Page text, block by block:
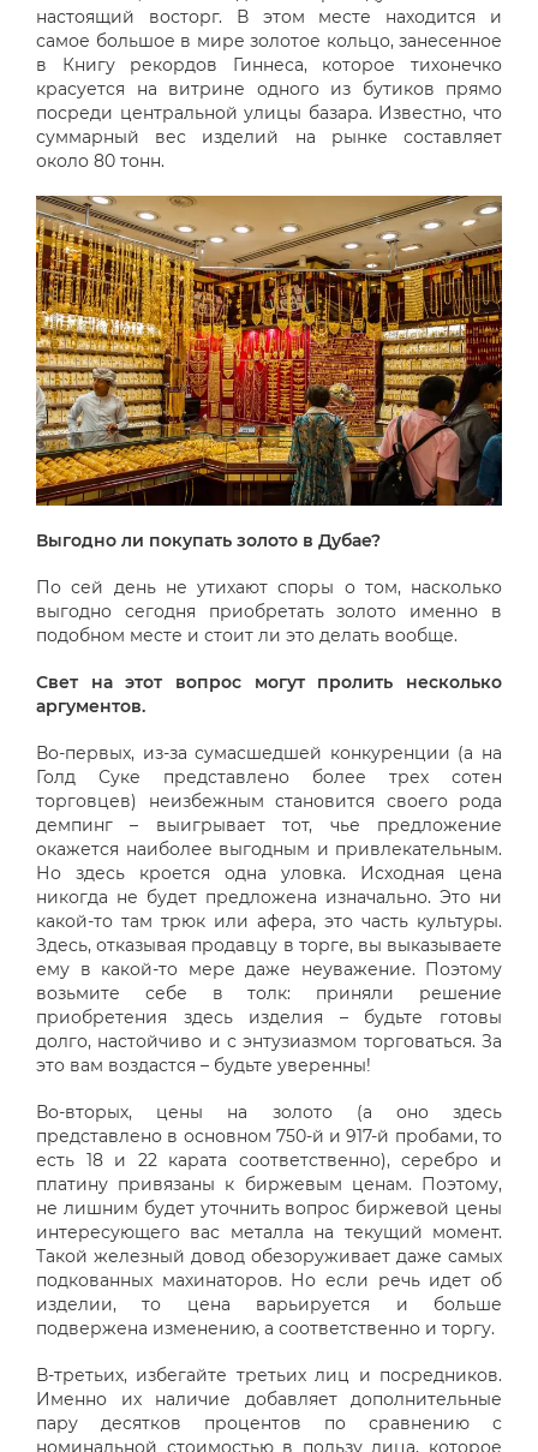
настоящий восторг. В этом месте находится и
самое большое в мире золотое кольцо, занесенное
в Книгу рекордов Гиннеса, которое тихонечко
красуется на витрине одного из бутиков прямо
посреди центральной улицы базара. Известно, что
суммарный вес изделий на рынке составляет
около 80 тонн.
Выгодно ли покупать золото в Дубае?
По сей день не утихают споры о том, насколько
выгодно сегодня приобретать золото именно в
подобном месте и стоит ли это делать вообще.
Свет на этот вопрос могут пролить несколько
аргументов.
Во-первых, из-за сумасшедшей конкуренции (а на
Голд Суке представлено более трех сотен
торговцев) неизбежным становится своего рода
демпинг – выигрывает тот, чье предложение
окажется наиболее выгодным и привлекательным.
Но здесь кроется одна уловка. Исходная цена
никогда не будет предложена изначально. Это ни
какой-то там трюк или афера, это часть культуры.
Здесь, отказывая продавцу в торге, вы выказываете
ему в какой-то мере даже неуважение. Поэтому
возьмите себе в толк: приняли решение
приобретения здесь изделия – будьте готовы
долго, настойчиво и с энтузиазмом торговаться. За
это вам воздастся – будьте уверенны!
Во-вторых, цены на золото (а оно здесь
представлено в основном 750-й и 917-й пробами, то
есть 18 и 22 карата соответственно), серебро и
платину привязаны к биржевым ценам. Поэтому,
не лишним будет уточнить вопрос биржевой цены
интересующего вас металла на текущий момент.
Такой железный довод обезоруживает даже самых
подкованных махинаторов. Но если речь идет об
изделии, то цена варьируется и больше
подвержена изменению, а соответственно и торгу.
В-третьих, избегайте третьих лиц и посредников.
Именно их наличие добавляет дополнительные
пару десятков процентов по сравнению с
номинальной стоимостью в пользу лица, которое